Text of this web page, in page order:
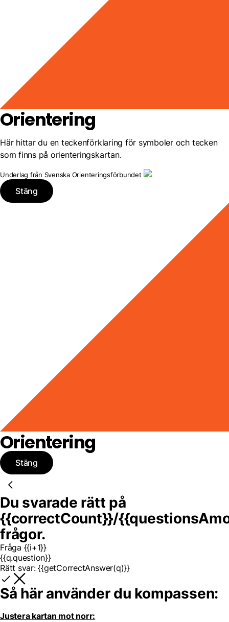
Orientering
Här hittar du en teckenförklaring för symboler och tecken
som finns på orienteringskartan.
Underlag från Svenska Orienteringsförbundet
Stäng
Orientering
Stäng
Du svarade rätt på
{{correctCount}}/
frågor.
Fråga {{i+1}}
{{q.question}}
Rätt svar:{{getCorrectAnswer(q)}}
Så här använder du kompassen:
Justera kartan mot norr: